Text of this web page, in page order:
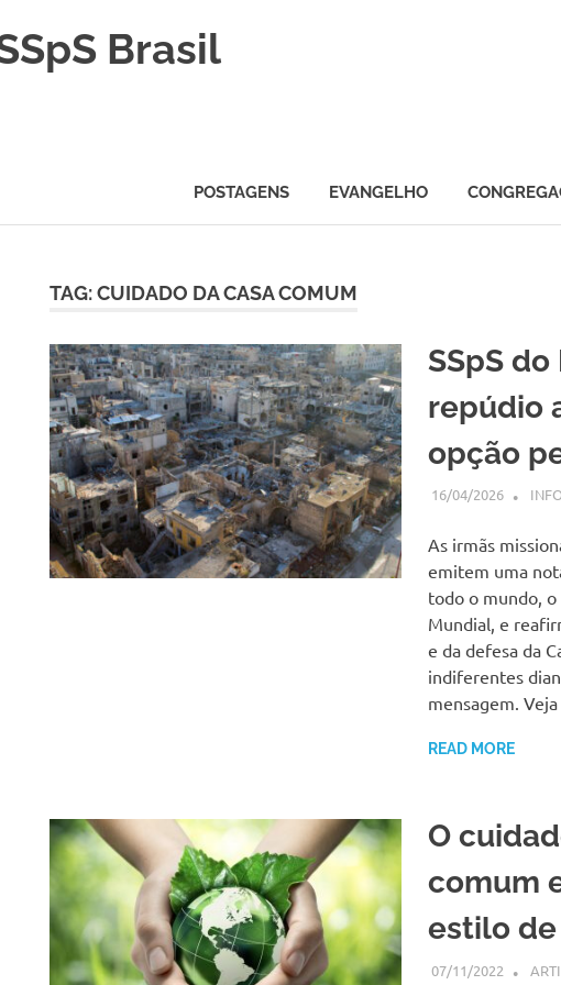
Brasil
POSTAGENS EVANGELHO
TAG:CUIDADO DA CASA COMUM
SSpS
repúdio
opção
16/04/2026
As irmãs
emitem uma
todo o mundo,
Mundial, e
e da defesa da
indiferentes
mensagem.
READ MORE
O
comum
estilo
07/11/2022